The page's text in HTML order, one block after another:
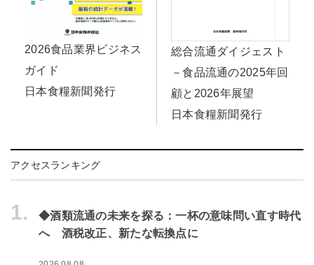
2026食品業界ビジネス
ガイド
日本食糧新聞発行
総合流通ダイジェスト
－食品流通の2025年回
顧と2026年展望
日本食糧新聞発行
アクセスランキング
1.
◆酒類流通の未来を探る：一杯の意味問い直す時代
へ 酒税改正、新たな転換点に